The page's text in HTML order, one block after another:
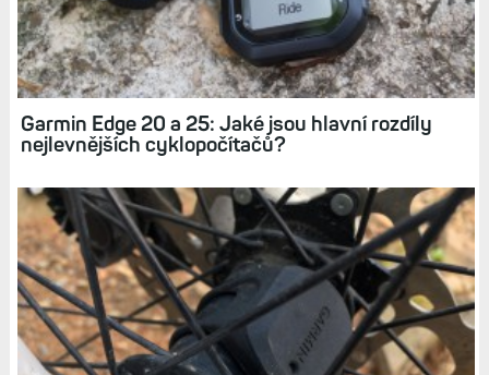
Jak dlouho vydrží cyklonavigace Edge 820 na
jedno nabití?